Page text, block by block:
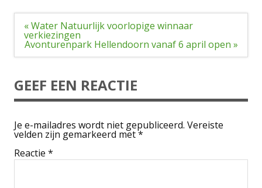
Bericht
navigatie
« Water Natuurlijk voorlopige winnaar
verkiezingen
Avonturenpark Hellendoorn vanaf 6 april open »
GEEF EEN REACTIE
Je e-mailadres wordt niet gepubliceerd. Vereiste
velden zijn gemarkeerd met*
Reactie *